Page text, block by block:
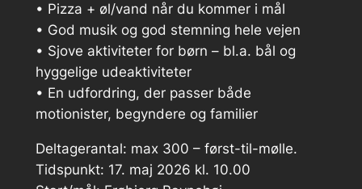
• Pizza + øl/vand når du kommer i mål
• God musik og god stemning hele vejen
• Sjove aktiviteter for børn – bl.a. bål og
hyggelige udeaktiviteter
• En udfordring, der passer både
motionister, begyndere og familier
Deltagerantal: max 300 – først-til-mølle.
Tidspunkt: 17. maj 2026 kl. 10.00